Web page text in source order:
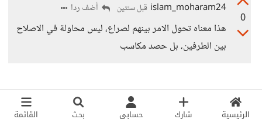
الرئيسية شارك حسابي بحث القائمة
0
islam_moharam24 قبل سنتين أضف ردا
هذا معناه تحول الامر بينهم لصراع، ليس محاولة في الاصلاح
بين الطرفين، بل حصد مكاسب